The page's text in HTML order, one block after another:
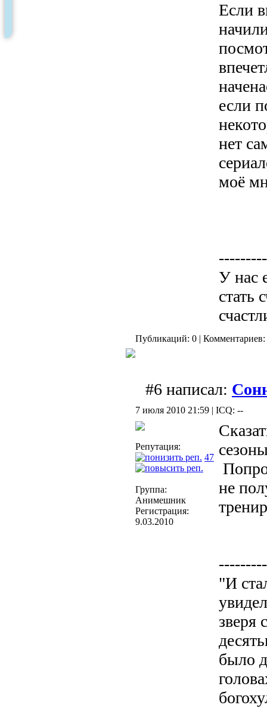
Если
если
нет
моё
У нас
стать
Публикаций: 0 | Комментариев:
#6 написал:
7 июля 2010 21:59 | ICQ: --
Репутация:
47
Группа:
Анимешник
Регистрация:
9.03.2010
не
"И
зверя
было